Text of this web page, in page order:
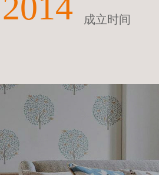
成立时间